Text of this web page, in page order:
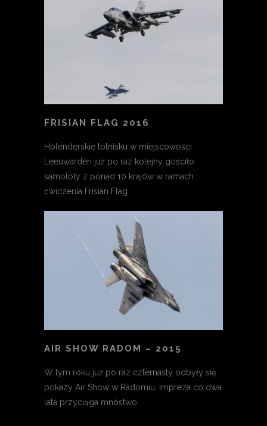
FRISIAN FLAG 2016
Holenderskie lotnisku w miejscowości
Leeuwarden już po raz kolejny gościło
samoloty z ponad 10 krajów w ramach
ćwiczenia Frisian Flag
AIR SHOW RADOM – 2015
W tym roku już po raz czternasty odbyły się
pokazy Air Show w Radomiu. Impreza co dwa
lata przyciąga mnóstwo